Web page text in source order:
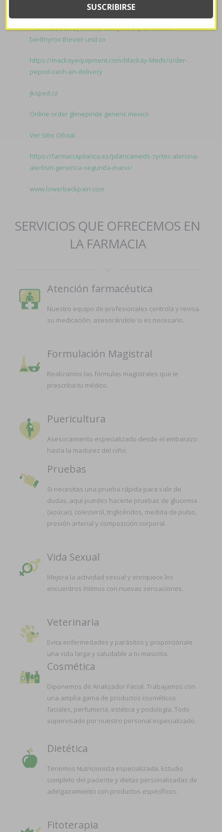
rosazol-rozex-zidoval/
Alternative zu synthroid euthyrox thyrex tirosint
berlthyrox thevier und co
https://mackayequipment.com/Mackay-Meds/order-
pepcid-cash-on-delivery
jksped.cz
Online order glimepiride generic mexico
Ver Sitio Oficial
https://farmaciapilarica.es/pilaricameds-zyrtec-alercina-
alerlisin-generica-segunda-mano/
www.lowerbackpain.com
SERVICIOS QUE OFRECEMOS EN
LA FARMACIA
Atención farmacéutica
Nuestro equipo de profesionales controla y revisa
su medicación, asesorándole si es necesario.
Formulación Magistral
Realizamos las fórmulas magistrales que le
prescriba tu médico.
Puericultura
Asesoramiento especializado desde el embarazo
hasta la madurez del niño.
Pruebas
Si necesitas una prueba rápida para salir de
dudas, aquí puedes hacerte pruebas de glucemia
(azúcar), colesterol, triglicéridos, medida de pulso,
presión arterial y composición corporal.
Vida Sexual
Mejora la actividad sexual y enriquece los
encuentros íntimos con nuevas sensaciones.
Veterinaria
Evita enfermedades y parásitos y proporciónale
una vida larga y saludable a tu mascota.
Cosmética
Diponemos de Analizador Facial. Trabajamos con
una amplia gama de productos cosméticos
faciales, perfumería, estética y podología. Todo
supervisado por nuestro personal especializado.
Dietética
Tenemos Nutricionista especializada. Estudio
completo del paciente y dietas personalizadas de
adelgazamiento con productos específicos.
Fitoterapia